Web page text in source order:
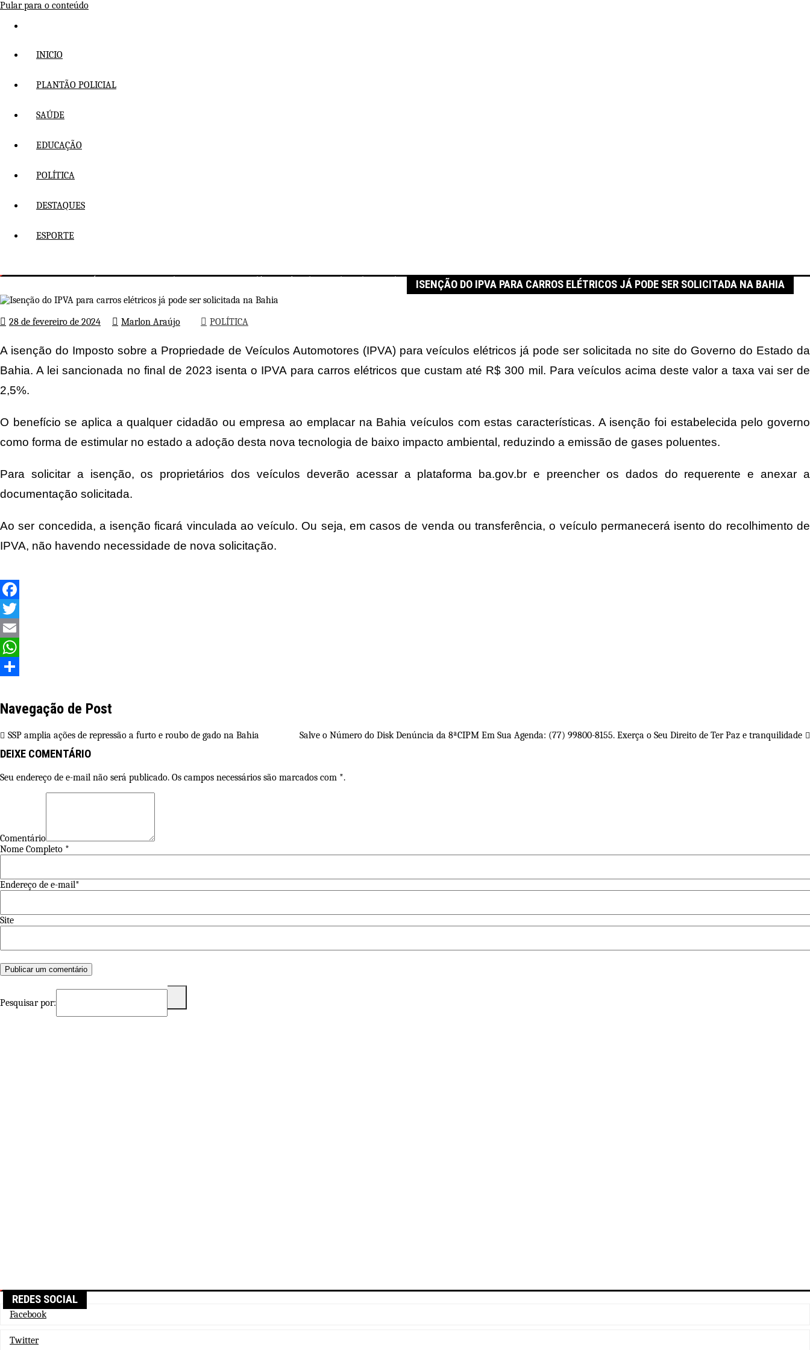
Pular para o conteúdo
INICIO
PLANTÃO POLICIAL
SAÚDE
EDUCAÇÃO
POLÍTICA
DESTAQUES
ESPORTE
Isenção do IPVA para carros elétricos já pode ser solicitada na Bahia ISENÇÃO DO IPVA PARA CARROS ELÉTRICOS JÁ PODE SER SOLICITADA NA BAHIA
28 de fevereiro de 2024 Marlon Araújo POLÍTICA
A isenção do Imposto sobre a Propriedade de Veículos Automotores (IPVA) para veículos elétricos já pode ser solicitada no site do Governo do Estado da
Bahia. A lei sancionada no final de 2023 isenta o IPVA para carros elétricos que custam até R$ 300 mil. Para veículos acima deste valor a taxa vai ser de
2,5%.
O benefício se aplica a qualquer cidadão ou empresa ao emplacar na Bahia veículos com estas características. A isenção foi estabelecida pelo governo
como forma de estimular no estado a adoção desta nova tecnologia de baixo impacto ambiental, reduzindo a emissão de gases poluentes.
Para solicitar a isenção, os proprietários dos veículos deverão acessar a plataforma ba.gov.br e preencher os dados do requerente e anexar a
documentação solicitada.
Ao ser concedida, a isenção ficará vinculada ao veículo. Ou seja, em casos de venda ou transferência, o veículo permanecerá isento do recolhimento de
IPVA, não havendo necessidade de nova solicitação.
Facebook
Twitter
Email
WhatsApp
Navegação de Post
SSP amplia ações de repressão a furto e roubo de gado na Bahia Salve o Número do Disk Denúncia da 8ªCIPM Em Sua Agenda: (77) 99800-8155. Exerça o Seu Direito de Ter Paz e tranquilidade
DEIXE COMENTÁRIO
Seu endereço de e-mail não será publicado. Os campos necessários são marcados com *.
Comentário
Nome Completo *
Endereço de e-mail*
Site
Pesquisar por:
REDES SOCIAL
Facebook
Twitter